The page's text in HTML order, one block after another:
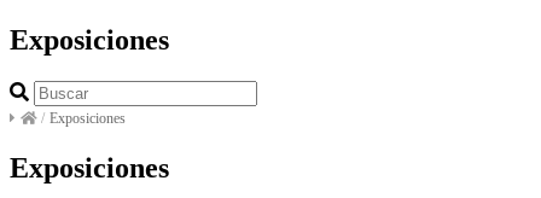
Exposiciones
/ Exposiciones
Exposiciones